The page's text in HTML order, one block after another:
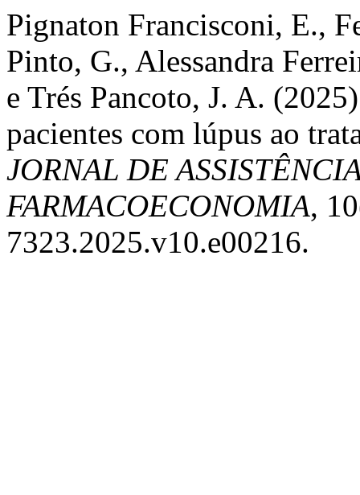
Pignaton Francisconi, E.,
Pinto, G., Alessandra
e Trés Pancoto, J. A.
pacientes com lúpus ao
JORNAL DE
FARMACOECONOMIA,
7323.2025.v10.e00216.